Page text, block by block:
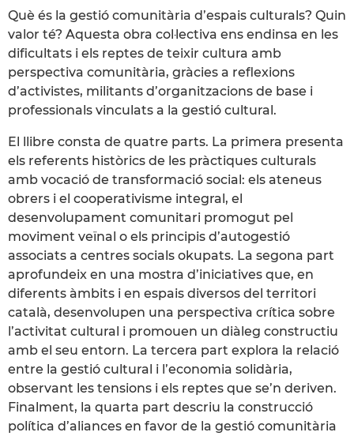
Què és la gestió comunitària d’espais culturals? Quin
valor té? Aquesta obra col·lectiva ens endinsa en les
dificultats i els reptes de teixir cultura amb
perspectiva comunitària, gràcies a reflexions
d’activistes, militants d’organitzacions de base i
professionals vinculats a la gestió cultural.
El llibre consta de quatre parts. La primera presenta
els referents històrics de les pràctiques culturals
amb vocació de transformació social: els ateneus
obrers i el cooperativisme integral, el
desenvolupament comunitari promogut pel
moviment veïnal o els principis d’autogestió
associats a centres socials okupats. La segona part
aprofundeix en una mostra d’iniciatives que, en
diferents àmbits i en espais diversos del territori
català, desenvolupen una perspectiva crítica sobre
l’activitat cultural i promouen un diàleg constructiu
amb el seu entorn. La tercera part explora la relació
entre la gestió cultural i l’economia solidària,
observant les tensions i els reptes que se’n deriven.
Finalment, la quarta part descriu la construcció
política d’aliances en favor de la gestió comunitària